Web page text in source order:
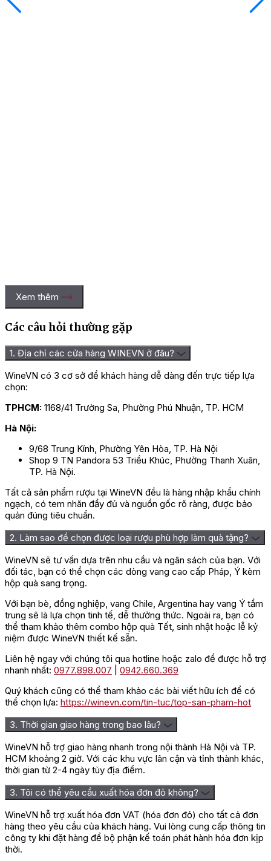
Mô Tả Hương Vị Rượu Vang
M.Chapoutier Les Granilites Saint
Joseph
Là chai rượu vang đỏ điển hình nước Pháp với 100% giống
Syrahlên men, rượu vang thể hiện nổi bật và chuyên nghiệp ở
hương vị, nồng độ và cách phối trộn. Rượu mang đậm vị chua
ngọt thanh lịch từ các loại quả họ cam quýt nhiệt đới, vị nho
chín vừa cùng sự thuần hóa tự nhiên của vỏ nho mang lại một
khẩu vị vô cùng cân đối, tràn đầy.Rượu vang
có cấu trúc đầy
đặn, từ vị đầu hơi ngọt cho đến vị chua bùng nổ sống động, kết
thúc là vị cay ấm áp xen lẫn lớp khoáng chất và thảo mộc thanh
mát. Rượu rất dễ uống và được lựa chọn phổ biến trong các
bữa tiệc, các bữa ăn tráng miệng hay thậm chí còn được
thưởng thức một mình vô cùng tuyệt vời. Bên cạnh đó, sở hữu
mịn màng sóng sánh trong thân chai thủy tinh khi được rót ra ly
với độ chảy sánh mịn thực sự đã chạm đến trái tim mọi thực
khách ngay từ lần gặp đầu tiên.
Loại rượu vang đỏ này rất thích hợp kết hợp với các loại hải sản,
cá nướng, cá hồi hun khói, thịt trắng sốt kem, phô mai, pizza,
lạp sườn, salad hay các loại bánh kem, hoa quả tráng miệng,…
=> Liên hệ ngayWine VNđể nhận giá ưu đãi và tư vấn chi
tiết nhất!
Chưa có đánh giá nào.
Hãy là người đầu tiên nhận xét “Rượu Vang M.Chapoutier Les
Granilites Saint Joseph”
Bạn phải
Xem thêm
Các câu hỏi thường gặp
1. Địa chỉ các cửa hàng WINEVN ở đâu?
WineVN có 3 cơ sở để khách hàng dễ dàng đến trực tiếp lựa
chọn:
TPHCM: 1168/41 Trường Sa, Phường Phú Nhuận, TP. HCM
Hà Nội:
9/68 Trung Kính, Phường Yên Hòa, TP. Hà Nội
Shop 9 TN Pandora 53 Triều Khúc, Phường Thanh Xuân,
TP. Hà Nội.
Tất cả sản phẩm rượu tại WineVN đều là hàng nhập khẩu chính
ngạch, có tem nhãn đầy đủ và nguồn gốc rõ ràng, được bảo
quản đúng tiêu chuẩn.
2. Làm sao để chọn được loại rượu phù hợp làm quà tặng?
WineVN sẽ tư vấn dựa trên nhu cầu và ngân sách của bạn. Với
đối tác, bạn có thể chọn các dòng vang cao cấp Pháp, Ý kèm
hộp quà sang trọng.
Với bạn bè, đồng nghiệp, vang Chile, Argentina hay vang Ý tầm
trung sẽ là lựa chọn tinh tế, dễ thưởng thức. Ngoài ra, bạn có
thể tham khảo thêm combo hộp quà Tết, sinh nhật hoặc lễ kỷ
niệm được WineVN thiết kế sẵn.
Liên hệ ngay với chúng tôi qua hotline hoặc zalo để được hỗ trợ
nhanh nhất: 0977.898.007
0942.660.369
Quý khách cũng có thể tham khảo các bài viết hữu ích để có
thể chọn lựa: https://winevn.com/tin-tuc/top-san-pham-hot
3. Thời gian giao hàng trong bao lâu?
WineVN hỗ trợ giao hàng nhanh trong nội thành Hà Nội và TP.
HCM khoảng 2 giờ. Với các khu vực lân cận và tỉnh thành khác,
thời gian từ 2-4 ngày tùy địa điểm.
3. Tôi có thể yêu cầu xuất hóa đơn đỏ không?
WineVN hỗ trợ xuất hóa đơn VAT (hóa đơn đỏ) cho tất cả đơn
hàng theo yêu cầu của khách hàng. Vui lòng cung cấp thông tin
công ty khi đặt hàng để bộ phận kế toán phát hành hóa đơn kịp
thời.